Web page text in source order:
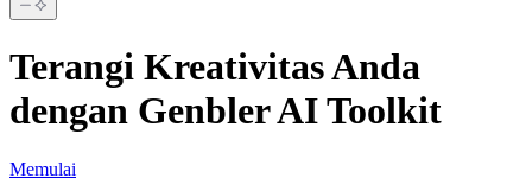
Terangi Kreativitas Anda
dengan Genbler AI Toolkit
Memulai